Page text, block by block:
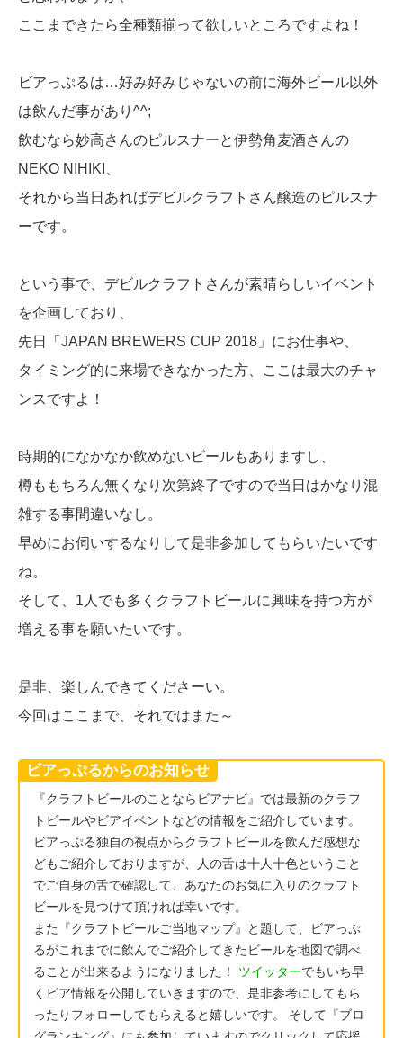
ここまできたら全種類揃って欲しいところですよね！
ビアっぷるは…好み好みじゃないの前に海外ビール以外
は飲んだ事があり^^;
飲むなら妙高さんのピルスナーと伊勢角麦酒さんの
NEKO NIHIKI、
それから当日あればデビルクラフトさん醸造のピルスナ
ーです。
という事で、デビルクラフトさんが素晴らしいイベント
を企画しており、
先日「JAPAN BREWERS CUP 2018」にお仕事や、
タイミング的に来場できなかった方、ここは最大のチャ
ンスですよ！
時期的になかなか飲めないビールもありますし、
樽ももちろん無くなり次第終了ですので当日はかなり混
雑する事間違いなし。
早めにお伺いするなりして是非参加してもらいたいです
ね。
そして、1人でも多くクラフトビールに興味を持つ方が
増える事を願いたいです。
是非、楽しんできてくださーい。
今回はここまで、それではまた～
ビアっぷるからのお知らせ
『クラフトビールのことならビアナビ』では最新のクラフ
トビールやビアイベントなどの情報をご紹介しています。
ビアっぷる独自の視点からクラフトビールを飲んだ感想な
どもご紹介しておりますが、人の舌は十人十色ということ
でご自身の舌で確認して、あなたのお気に入りのクラフト
ビールを見つけて頂ければ幸いです。
また『クラフトビールご当地マップ』と題して、ビアっぷ
るがこれまでに飲んでご紹介してきたビールを地図で調べ
ることが出来るようになりました！ ツイッターでもいち早
くビア情報を公開していきますので、是非参考にしてもら
ったりフォローしてもらえると嬉しいです。 そして『ブロ